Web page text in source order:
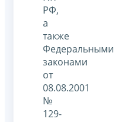
РФ,
а
также
Федеральными
законами
от
08.08.2001
№
129-